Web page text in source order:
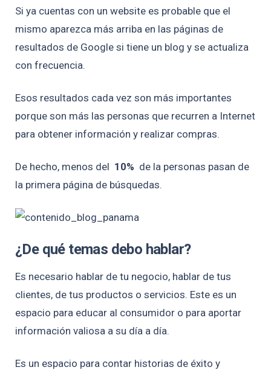
Si ya cuentas con un website es probable que el
mismo aparezca más arriba en las páginas de
resultados de Google si tiene un blog y se actualiza
con frecuencia.
Esos resultados cada vez son más importantes
porque son más las personas que recurren a Internet
para obtener información y realizar compras.
De hecho, menos del 10% de la personas pasan de
la primera página de búsquedas.
¿De qué temas debo hablar?
Es necesario hablar de tu negocio, hablar de tus
clientes, de tus productos o servicios. Este es un
espacio para educar al consumidor o para aportar
información valiosa a su día a día.
Es un espacio para contar historias de éxito y